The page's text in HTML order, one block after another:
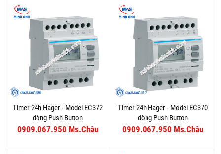
Timer 24h Hager - Model EC372
dòng Push Button
0909.067.950 Ms.Châu
Timer 24h Hager - Model EC370
dòng Push Button
0909.067.950 Ms.Châu